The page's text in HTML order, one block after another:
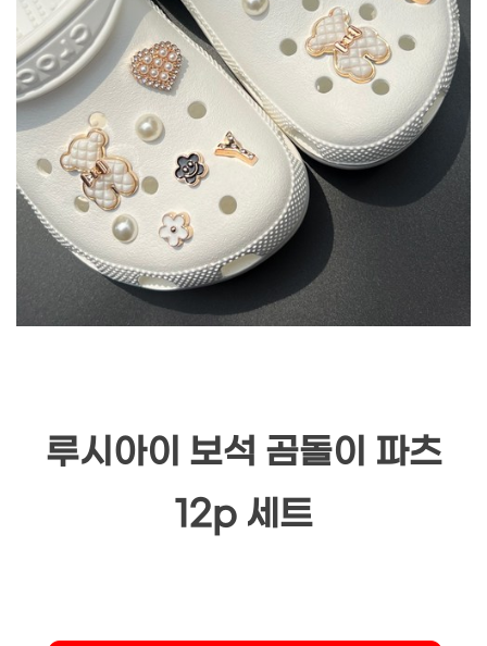
루시아이 보석 곰돌이 파츠
12p 세트